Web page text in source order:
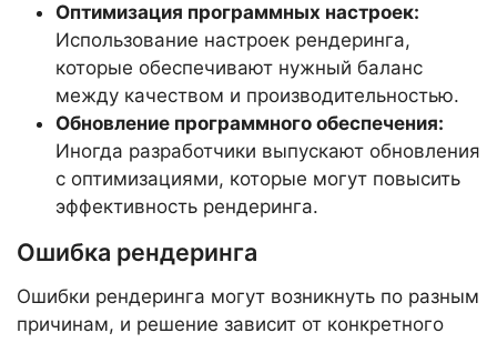
Оптимизация программных настроек:
Использование настроек рендеринга,
которые обеспечивают нужный баланс
между качеством и производительностью.
Обновление программного обеспечения:
Иногда разработчики выпускают обновления
с оптимизациями, которые могут повысить
эффективность рендеринга.
Ошибка рендеринга
Ошибки рендеринга могут возникнуть по разным
причинам, и решение зависит от конкретного